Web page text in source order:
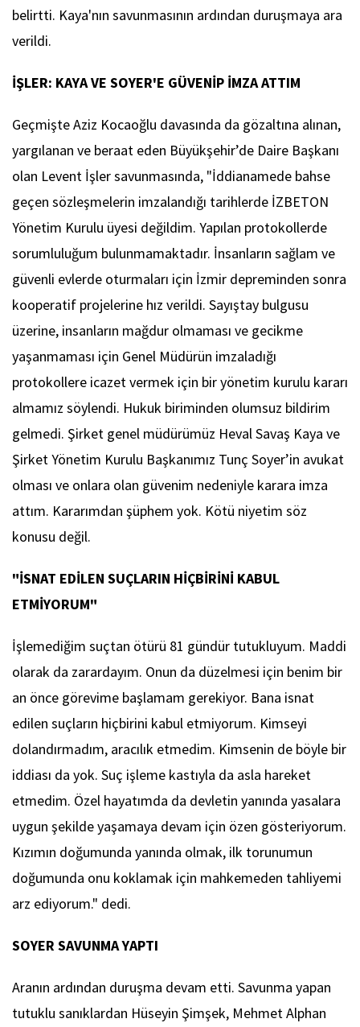
belirtti. Kaya'nın savunmasının ardından duruşmaya ara
verildi.
İŞLER: KAYA VE SOYER'E GÜVENİP İMZA ATTIM
Geçmişte Aziz Kocaoğlu davasında da gözaltına alınan,
yargılanan ve beraat eden Büyükşehir’de Daire Başkanı
olan Levent İşler savunmasında, "İddianamede bahse
geçen sözleşmelerin imzalandığı tarihlerde İZBETON
Yönetim Kurulu üyesi değildim. Yapılan protokollerde
sorumluluğum bulunmamaktadır. İnsanların sağlam ve
güvenli evlerde oturmaları için İzmir depreminden sonra
kooperatif projelerine hız verildi. Sayıştay bulgusu
üzerine, insanların mağdur olmaması ve gecikme
yaşanmaması için Genel Müdürün imzaladığı
protokollere icazet vermek için bir yönetim kurulu kararı
almamız söylendi. Hukuk biriminden olumsuz bildirim
gelmedi. Şirket genel müdürümüz Heval Savaş Kaya ve
Şirket Yönetim Kurulu Başkanımız Tunç Soyer’in avukat
olması ve onlara olan güvenim nedeniyle karara imza
attım. Kararımdan şüphem yok. Kötü niyetim söz
konusu değil.
"İSNAT EDİLEN SUÇLARIN HİÇBİRİNİ KABUL
ETMİYORUM"
İşlemediğim suçtan ötürü 81 gündür tutukluyum. Maddi
olarak da zarardayım. Onun da düzelmesi için benim bir
an önce görevime başlamam gerekiyor. Bana isnat
edilen suçların hiçbirini kabul etmiyorum. Kimseyi
dolandırmadım, aracılık etmedim. Kimsenin de böyle bir
iddiası da yok. Suç işleme kastıyla da asla hareket
etmedim. Özel hayatımda da devletin yanında yasalara
uygun şekilde yaşamaya devam için özen gösteriyorum.
Kızımın doğumunda yanında olmak, ilk torunumun
doğumunda onu koklamak için mahkemeden tahliyemi
arz ediyorum." dedi.
SOYER SAVUNMA YAPTI
Aranın ardından duruşma devam etti. Savunma yapan
tutuklu sanıklardan Hüseyin Şimşek, Mehmet Alphan